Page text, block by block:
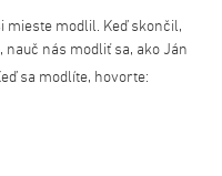
mieste modlil. Keď skončil,
nauč nás modliť sa, ako Ján
sa modlíte, hovorte: